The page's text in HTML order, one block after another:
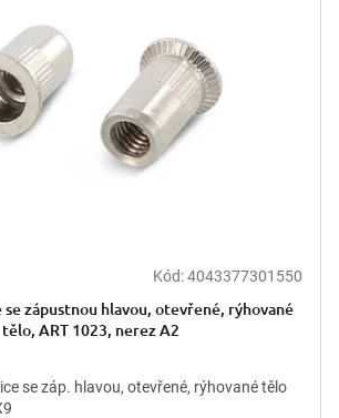
Kód:4043377301550
zápustnou hlavou, otevřené, rýhované
tělo, ART 1023, nerez A2
se záp. hlavou, otevřené, rýhované tělo